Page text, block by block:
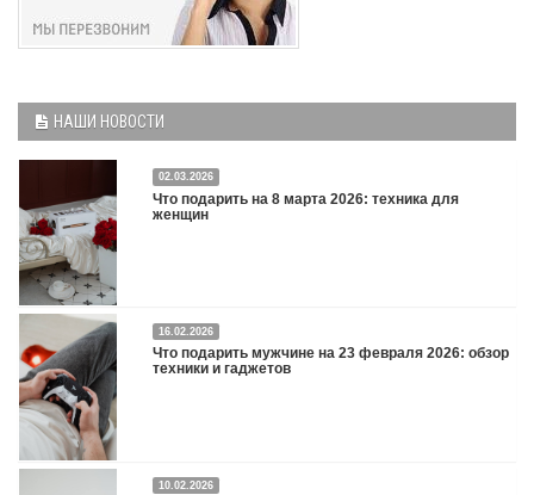
НАШИ НОВОСТИ
02.03.2026
Что подарить на 8 марта 2026: техника для
женщин
Что подарить на 8 марта 2026: техника для женщин
16.02.2026
Что подарить мужчине на 23 февраля 2026: обзор
техники и гаджетов
Двадцать третье февраля — праздник, на который мужчины делают вид, что им
10.02.2026